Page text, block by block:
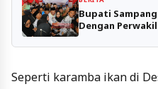
Bupati
Dengan
Seperti karamba ikan di